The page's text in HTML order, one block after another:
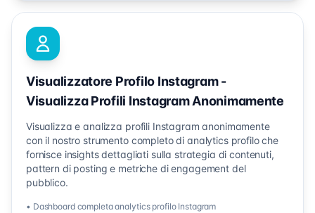
Visualizzatore Profilo Instagram -
Visualizza Profili Instagram Anonimamente
Visualizza e analizza profili Instagram anonimamente
con il nostro strumento completo di analytics profilo che
fornisce insights dettagliati sulla strategia di contenuti,
pattern di posting e metriche di engagement del
pubblico.
• Dashboard completa analytics profilo Instagram